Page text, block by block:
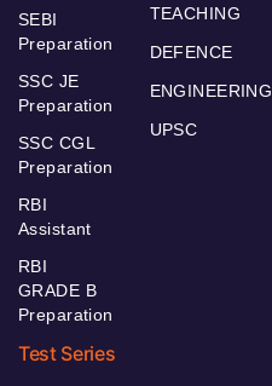
SEBI
Preparation
SSC JE
Preparation
SSC CGL
Preparation
RBI
Assistant
RBI
GRADE B
Preparation
TEACHING
DEFENCE
ENGINEERING
UPSC
Test Series